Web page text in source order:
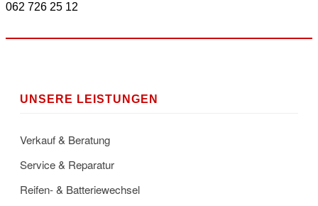
062 726 25 12
UNSERE LEISTUNGEN
Verkauf & Beratung
Service & Reparatur
Reifen- & Batteriewechsel